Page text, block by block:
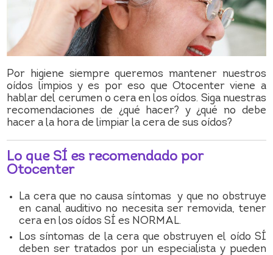
Por higiene siempre queremos mantener nuestros
oídos limpios y es por eso que Otocenter viene a
hablar del cerumen o cera en los oídos. Siga nuestras
recomendaciones de ¿qué hacer? y ¿qué no debe
hacer a la hora de limpiar la cera de sus oídos?
Lo que SÍ es recomendado por
Otocenter
La cera que no causa síntomas y que no obstruye
en canal auditivo no necesita ser removida, tener
cera en los oídos SÍ es NORMAL.
Los síntomas de la cera que obstruyen el oído SÍ
deben ser tratados por un especialista y pueden